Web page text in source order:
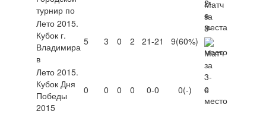
турнир по
Лето 2015.
Кубок г.
Владимира
в
5 3 0 2 21-21 9(60%)
Лето 2015.
Кубок Дня
Победы
2015
0 0 0 0 0-0 0(-) 6